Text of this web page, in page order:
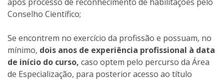
Conselho Científico;
Se encontrem no exercício da profissão e possuam, no
mínimo, dois anos de experiência profissional à data
de início do curso, caso optem pelo percurso da Área
de Especialização, para posterior acesso ao título